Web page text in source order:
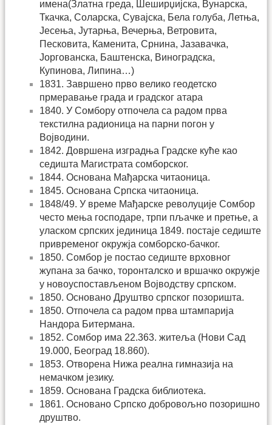
имена(Златна греда, Шеширџијска, Вунарска,
Ткачка, Соларска, Сувајска, Бела голуба, Летња,
Јесења, Јутарња, Вечерња, Ветровита,
Песковита, Каменита, Срнина, Јазавачка,
Јоргованска, Баштенска, Виноградска,
Купинова, Липина…)
1831. Завршено прво велико геодетско
прмеравање града и градског атара
1840. У Сомбору отпочела са радом прва
текстилна радионица на парни погон у
Војводини.
1842. Довршена изградња Градске куће као
седишта Магистрата сомборског.
1844. Основана Мађарска читаоница.
1845. Основана Српска читаоница.
1848/49. У време Мађарске револуције Сомбор
често мења господаре, трпи пљачке и претње, а
уласком српских јединица 1849. постаје седиште
привременог окружја сомборско-бачког.
1850. Сомбор је постао седиште врховног
жупана за бачко, торонталско и вршачко окружје
у новоуспостављеном Војводству српском.
1850. Основано Друштво српског позоришта.
1850. Отпочела са радом прва штампарија
Нандора Битермана.
1852. Сомбор има 22.363. житеља (Нови Сад
19.000, Београд 18.860).
1853. Отворена Нижа реална гимназија на
немачком језику.
1859. Основана Градска библиотека.
1861. Основано Српско добровољно позоришно
друштво.